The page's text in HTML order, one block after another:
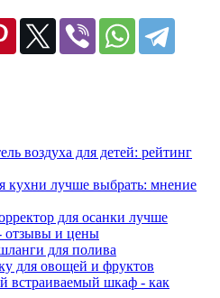
воздуха для детей: рейтинг
кухни лучше выбрать: мнение
для осанки лучше
отзывы и цены
для полива
для овощей и фруктов
встраиваемый шкаф - как